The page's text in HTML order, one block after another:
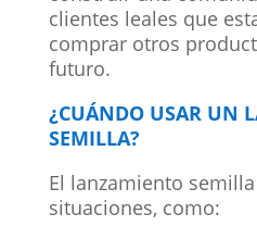
clientes leales que
comprar otros
futuro.
¿CUÁNDO USAR UN
SEMILLA?
El lanzamiento
situaciones, como: